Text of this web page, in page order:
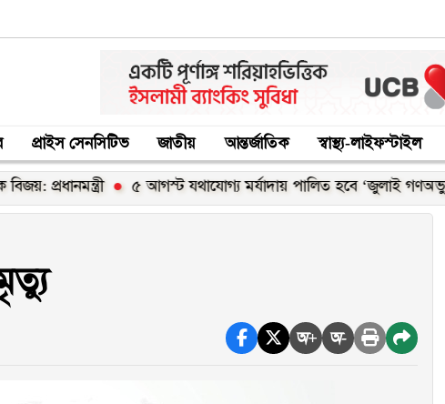
প্রাইস সেনসিটিভ জাতীয় আন্তর্জাতিক স্বাস্থ্য-লাইফস্টাইল
৫ আগস্ট যথাযোগ্য মর্যাদায় পালিত হবে ‘জুলাই গণঅভ্যুত্থান
অ+ অ-